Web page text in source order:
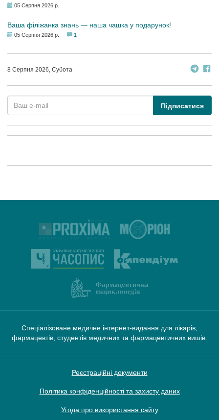
05 Серпня 2026 р.
Ваша філіжанка знань — наша чашка у подарунок!
05 Серпня 2026 р. 1
8 Серпня 2026, Субота
Підписатися
Спеціалізоване медичне інтернет-видання для лікарів,
фармацевтів, студентів медичних та фармацевтичних вишів.
Реєстраційні документи
Політика конфіденційності та захисту даних
Угода про використання сайту